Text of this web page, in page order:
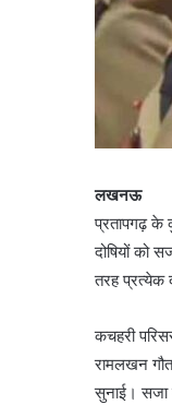
लखनऊ
प्रतापगढ़ के
दोषियों को
तरह प्रत्येक
कचहरी
रामलखन
सुनाई। सजा